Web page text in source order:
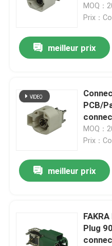
carte
MOQ：
Prix：
meilleur prix
PCB/
MOQ：
Prix：
meilleur prix
Plug